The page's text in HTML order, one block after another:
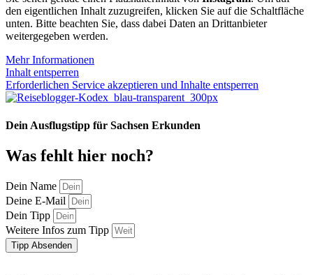
den eigentlichen Inhalt zuzugreifen, klicken Sie auf die Schaltfläche
unten. Bitte beachten Sie, dass dabei Daten an Drittanbieter
weitergegeben werden.
Mehr Informationen
Inhalt entsperren
Erforderlichen Service akzeptieren und Inhalte entsperren
Dein Ausflugstipp für Sachsen Erkunden
Was fehlt hier noch?
Dein Name
Deine E-Mail
Dein Tipp
Weitere Infos zum Tipp
Tipp Absenden